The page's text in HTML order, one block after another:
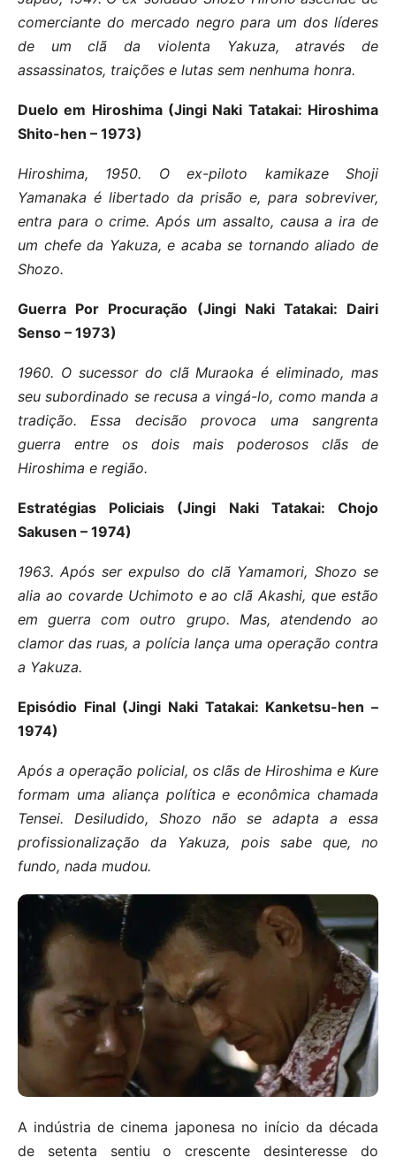
comerciante do mercado negro para um dos líderes
de um clã da violenta Yakuza, através de
assassinatos, traições e lutas sem nenhuma honra.
Duelo em Hiroshima (Jingi Naki Tatakai: Hiroshima
Shito-hen – 1973)
Hiroshima, 1950. O ex-piloto kamikaze Shoji
Yamanaka é libertado da prisão e, para sobreviver,
entra para o crime. Após um assalto, causa a ira de
um chefe da Yakuza, e acaba se tornando aliado de
Shozo.
Guerra Por Procuração (Jingi Naki Tatakai: Dairi
Senso – 1973)
1960. O sucessor do clã Muraoka é eliminado, mas
seu subordinado se recusa a vingá-lo, como manda a
tradição. Essa decisão provoca uma sangrenta
guerra entre os dois mais poderosos clãs de
Hiroshima e região.
Estratégias Policiais (Jingi Naki Tatakai: Chojo
Sakusen – 1974)
1963. Após ser expulso do clã Yamamori, Shozo se
alia ao covarde Uchimoto e ao clã Akashi, que estão
em guerra com outro grupo. Mas, atendendo ao
clamor das ruas, a polícia lança uma operação contra
a Yakuza.
Episódio Final (Jingi Naki Tatakai: Kanketsu-hen –
1974)
Após a operação policial, os clãs de Hiroshima e Kure
formam uma aliança política e econômica chamada
Tensei. Desiludido, Shozo não se adapta a essa
profissionalização da Yakuza, pois sabe que, no
fundo, nada mudou.
A indústria de cinema japonesa no início da década
de setenta sentiu o crescente desinteresse do